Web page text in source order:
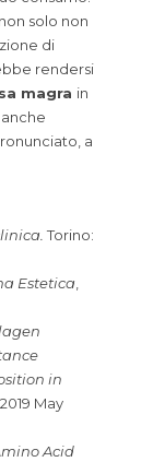
solo non
di
rendersi
magra in
a
Torino:
Estetica
in
May
Acid